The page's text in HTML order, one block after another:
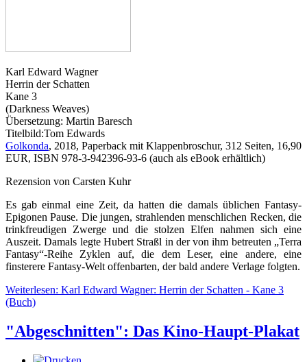
Karl Edward Wagner
Herrin der Schatten
Kane 3
(Darkness Weaves)
Übersetzung: Martin Baresch
Titelbild:Tom Edwards
Golkonda, 2018, Paperback mit Klappenbroschur, 312 Seiten, 16,90
EUR, ISBN 978-3-942396-93-6 (auch als eBook erhältlich)
Rezension von Carsten Kuhr
Es gab einmal eine Zeit, da hatten die damals üblichen Fantasy-
Epigonen Pause. Die jungen, strahlenden menschlichen Recken, die
trinkfreudigen Zwerge und die stolzen Elfen nahmen sich eine
Auszeit. Damals legte Hubert Straßl in der von ihm betreuten „Terra
Fantasy“-Reihe Zyklen auf, die dem Leser, eine andere, eine
finsterere Fantasy-Welt offenbarten, der bald andere Verlage folgten.
Weiterlesen: Karl Edward Wagner: Herrin der Schatten - Kane 3
(Buch)
"Abgeschnitten": Das Kino-Haupt-Plakat